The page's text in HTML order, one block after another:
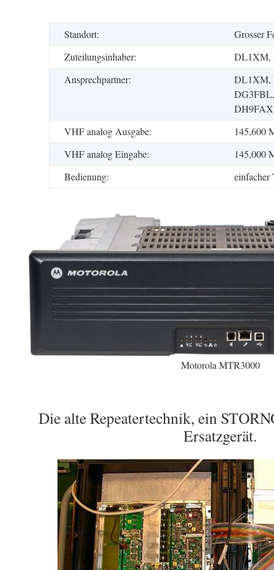
Standort:
Grosser
Zuteilungsinhaber:
DL1XM,
Ansprechpartner:
DL1XM,
VHF analog Ausgabe:
145,600
VHF analog Eingabe:
145,000
Bedienung:
einfacher
Motorola MTR3000
Die alte Repeatertechnik, ein
Ersatzgerät.